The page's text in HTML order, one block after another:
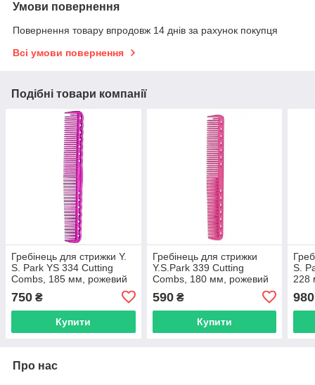
Умови повернення
Повернення товару впродовж 14 днів за рахунок покупця
Всі умови повернення
Подібні товари компанії
Гребінець для стрижки Y.
S. Park YS 334 Cutting
Combs, 185 мм, рожевий
750 ₴
Купити
Гребінець для стрижки
Y.S.Park 339 Cutting
Combs, 180 мм, рожевий
590₴
Купити
S.
228
980
Про нас